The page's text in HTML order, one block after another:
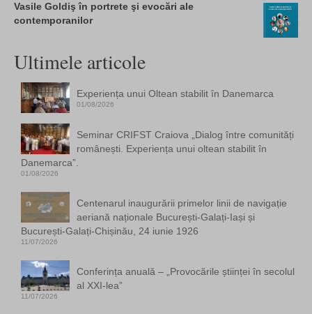
Vasile Goldiş în portrete şi evocări ale
contemporanilor
Ultimele articole
Experiența unui Oltean stabilit în Danemarca
01/08/2026
Seminar CRIFST Craiova „Dialog între comunități
românești. Experiența unui oltean stabilit în
Danemarca”.
01/08/2026
Centenarul inaugurării primelor linii de navigație
aeriană naționale București-Galați-Iași și
București-Galați-Chișinău, 24 iunie 1926
11/07/2026
Conferința anuală – „Provocările științei în secolul
al XXI-lea”
11/07/2026